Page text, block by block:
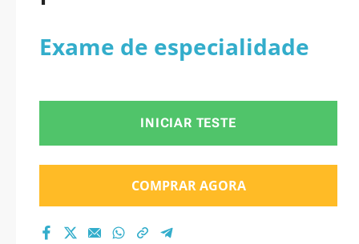
Exame de especialidade
INICIAR TESTE
COMPRAR AGORA